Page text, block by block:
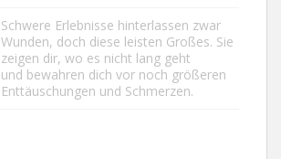
Schwere Erlebnisse hinterlassen zwar
Wunden, doch diese leisten Großes. Sie
zeigen dir, wo es nicht lang geht
und bewahren dich vor noch größeren
Enttäuschungen und Schmerzen.